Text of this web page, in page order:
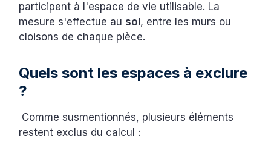
participent à l'espace de vie utilisable. La
mesure s'effectue ausol , entre les murs ou
cloisons de chaque pièce.
Quels sont les espaces à exclure
?
Comme susmentionnés, plusieurs éléments
restent exclus du calcul :